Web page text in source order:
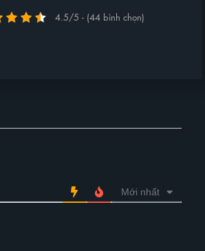
4.5/5 - (44 bình chọn)
Mới nhất